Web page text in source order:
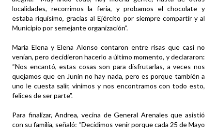
localidades, recorrimos la feria, y probamos el chocolate y
estaba riquísimo, gracias al Ejército por siempre compartir y al
Municipio por semejante organización”.
María Elena y Elena Alonso contaron entre risas que casi no
venían, pero decidieron hacerlo a último momento, y declararon:
“Nos encantó, estas cosas son para disfrutarlas, a veces nos
quejamos que en Junín no hay nada, pero es porque también a
uno le cuesta salir, vinimos y nos encontramos con todo esto,
felices de ser parte”.
Para finalizar, Andrea, vecina de General Arenales que asistió
con su familia, señaló: “Decidimos venir porque cada 25 de Mayo